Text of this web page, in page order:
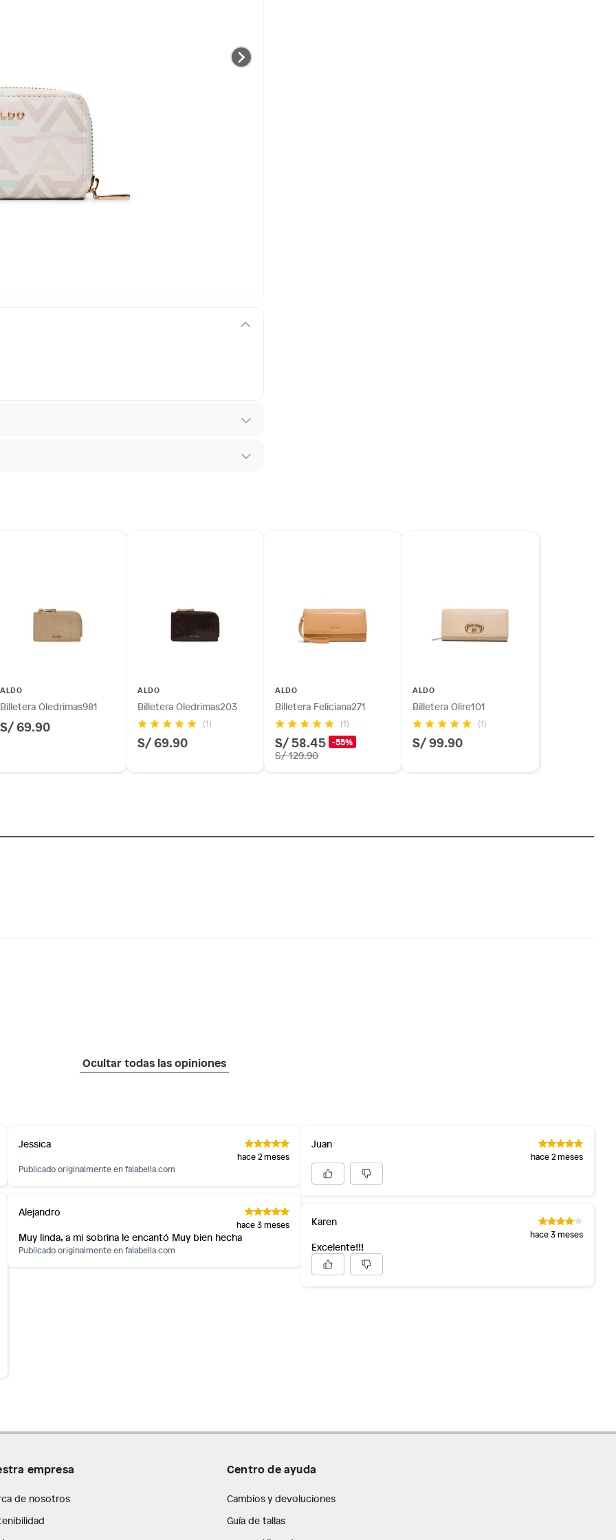
diferentes, otras con restricciones y algunas
productos para asfalto.
suplementos alimenticios, vitaminas.
ALDO
Billetera Oledrimas981
S/ 69.90
ALDO
Billetera Oledrimas203
(1)
S/ 69.90
ALDO
Billetera Feliciana271
(1)
S/ 58.45 -55%
S/ 129.90
ALDO
Billetera Olire101
(1)
S/ 99.90
Ocultar todas las opiniones
Jessica
hace 2 meses
Publicado originalmente enfalabella.com
Alejandro
hace 3 meses
Muy linda, a mi sobrina le encantó Muy bien hecha
Publicado originalmente enfalabella.com
Juan
hace 2 meses
Karen
hace 3 meses
Excelente!!!
empresa
de nosotros
Centro de ayuda
Cambios y devoluciones
Guía de tallas